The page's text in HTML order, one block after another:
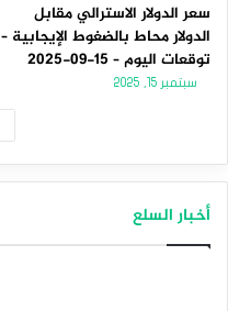
سعر الدولار الاسترالي مقابل
الدولار محاط بالضغوط الإيجابية –
توقعات اليوم – 15-09-2025
سبتمبر 15, 2025
أخبار السلع